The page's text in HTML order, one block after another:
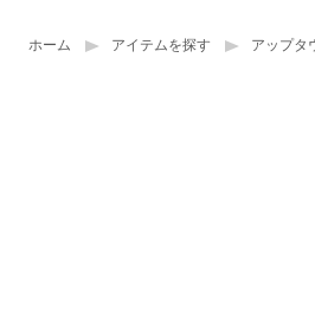
ホーム アイテムを探す アップタ